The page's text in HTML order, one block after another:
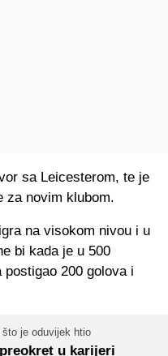
sa Leicesterom, te je
za novim klubom.
na visokom nivou i u
bi kada je u 500
200 golova i
je oduvijek htio
u karijeri